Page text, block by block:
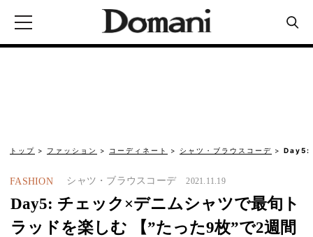
トップ ファッション コーディネート シャツ・ブラウスコーデ Day5:
FASHION シャツ・ブラウスコーデ 2021.11.19
Day5: チェック×デニムシャツで最旬ト
ラッドを楽しむ 【”たった9枚”で2週間